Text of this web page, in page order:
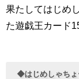
果たしてはじめ
た遊戯王カード
◆はじめしゃちょ